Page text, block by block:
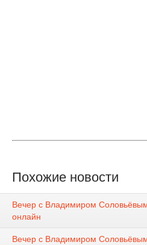
Похожие новости
Вечер с Владимиром
онлайн
Вечер с Владимиром